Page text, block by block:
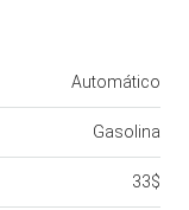
Automático
Gasolina
33$